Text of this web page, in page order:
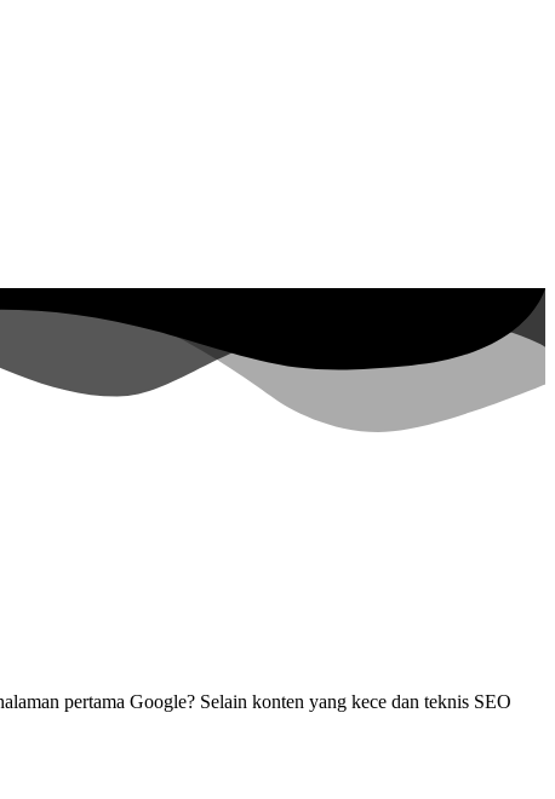
pertama Google? Selain konten yang kece dan teknis SEO